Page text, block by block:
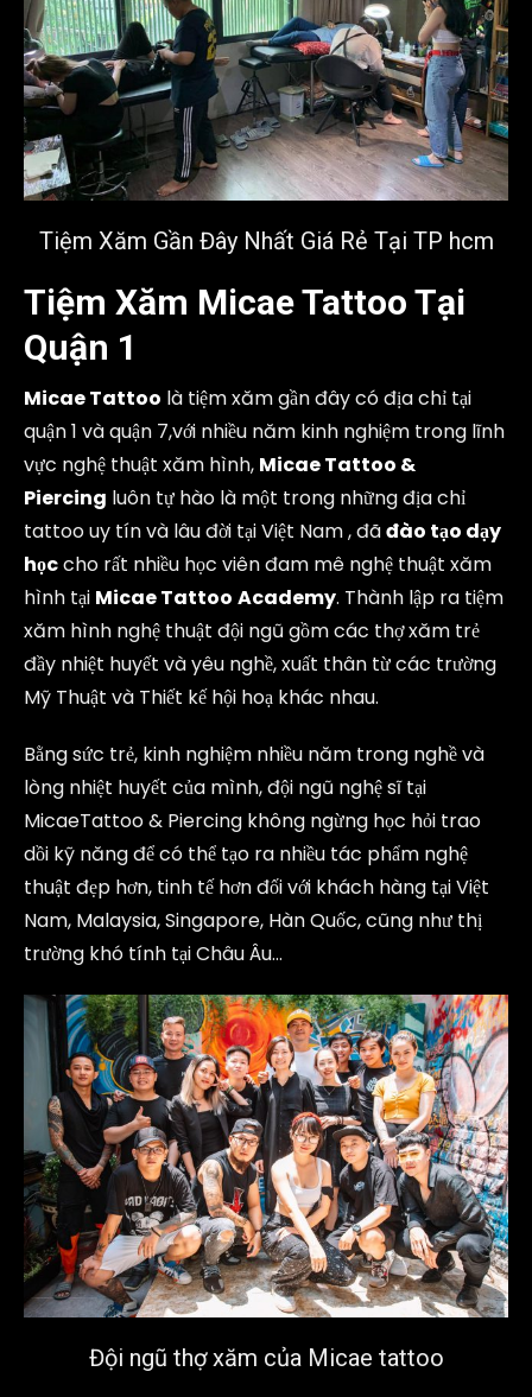
Tiệm Xăm Gần Đây Nhất Giá Rẻ Tại TP hcm
Tiệm Xăm Micae Tattoo Tại
Quận 1
Micae Tattoo là tiệm xăm gần đây có địa chỉ tại
quận 1 và quận 7,với nhiều năm kinh nghiệm trong lĩnh
vực nghệ thuật xăm hình, Micae Tattoo &
Piercing luôn tự hào là một trong những địa chỉ
tattoo uy tín và lâu đời tại Việt Nam , đãđào tạo dạy
họccho rất nhiều học viên đam mê nghệ thuật xăm
hình tại Micae Tattoo Academy. Thành lập ra tiệm
xăm hình nghệ thuật đội ngũ gồm các thợ xăm trẻ
đầy nhiệt huyết và yêu nghề, xuất thân từ các trường
Mỹ Thuật và Thiết kế hội hoạ khác nhau.
Bằng sức trẻ, kinh nghiệm nhiều năm trong nghề và
lòng nhiệt huyết của mình, đội ngũ nghệ sĩ tại
MicaeTattoo & Piercing không ngừng học hỏi trao
dồi kỹ năng để có thể tạo ra nhiều tác phẩm nghệ
thuật đẹp hơn, tinh tế hơn đối với khách hàng tại Việt
Nam, Malaysia, Singapore, Hàn Quốc, cũng như thị
trường khó tính tại Châu Âu…
Đội ngũ thợ xăm của Micae tattoo